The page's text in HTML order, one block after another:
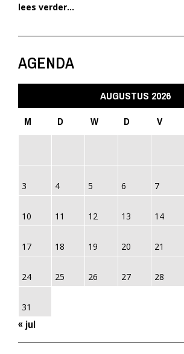
lees verder...
AGENDA
AUGUSTUS 2026
M
D W D V
3 4 5 6 7
10 11 12 13 14
17 18 19 20 21
24 25 26 27 28
31
« jul